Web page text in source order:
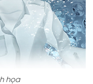
họa